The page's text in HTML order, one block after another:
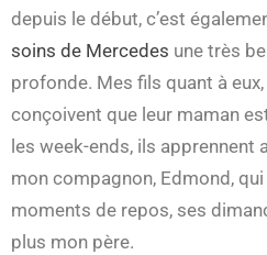
depuis le début, c’est
soins de Mercedes une très
profonde. Mes fils quant à
conçoivent que leur maman
les week-ends, ils apprennent
mon compagnon, Edmond,
moments de repos, ses
plus mon père.